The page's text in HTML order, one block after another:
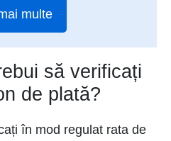
multe
să verificați
de plată?
în mod regulat rata de